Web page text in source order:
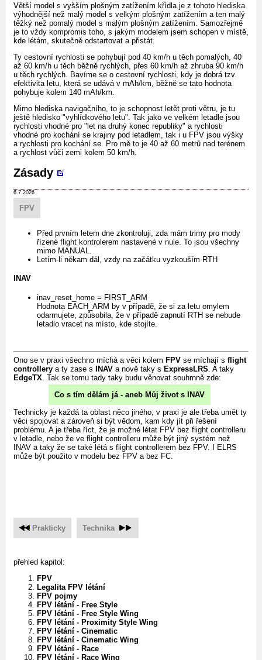
Větší model s vyšším plošným zatížením křídla je z tohoto hlediska
výhodnější než malý model s velkým plošným zatížením a ten malý
těžký než pomalý model s malým plošným zatížením. Samozřejmě
je to vždy kompromis toho, s jakým modelem jsem schopen v místě,
kde létám, skutečně odstartovat a přistát.
Ty cestovní rychlosti se pohybují pod 40 km/h u těch pomalých, 40
až 60 km/h u těch běžně rychlých, přes 60 km/h až zhruba 90 km/h
u těch rychlých. Bavíme se o cestovní rychlosti, kdy je dobrá tzv.
efektivita letu, která se udává v mAh/km, běžně se tato hodnota
pohybuje kolem 140 mAh/km.
Mimo hlediska navigačního, to je schopnost letět proti větru, je tu
ještě hledisko "vyhlídkového letu". Tak jako ve velkém letadle jsou
rychlosti vhodné pro "let na druhý konec republiky" a rychlosti
vhodné pro kochání se krajiny pod letadlem, tak i u FPV jsou výšky
a rychlosti pro kochání se. Pro mě to je 40 až 60 metrů nad terénem
a rychlost vůči zemi kolem 50 km/h.
Zásady
6.7.2026
FPV
Před prvním letem dne zkontroluji, zda mám trimy pro mody
řízené flight kontrolerem nastavené v nule. To jsou všechny
mimo MANUAL.
Letím-li někam dál, vzdy na začátku vyzkouším RTH
INAV
inav_reset_home = FIRST_ARM
Hodnota EACH_ARM by v případě, že si za letu omylem
odarmujete, způsobila, že v případě zapnutí RTH se nebude
letadlo vracet na místo, kde stojíte.
Ono se v praxi všechno míchá a věci kolem FPV se míchají s flight
controllery a ty zase s INAV a nově taky s ExpressLRS. A taky
EdgeTX. Tak se tomu tady taky budu věnovat souhrnně zde:
Co s tím dělám já - aneb Můj život s INAV
Technicky je každá ta oblast něco jiného, v praxi je ale třeba umět ty
věci spojovat a zároveň si být vědom, kam kdy jít při řešení
problému. A je třeba říct, že je možné létat FPV bez flight controlleru
v letadle, nebo že ve flight controlleru může být jiný systém než
INAV a taky že se také létá s flight controllerem bez FPV. I ELRS
může být použito v modelu bez FPV a bez FC.
Prakticky Technika
přehled kapitol:
FPV
Legalita FPV létání
FPV pojmy
FPV létání - Free Style
FPV létání - Free Style Wing
FPV létání - Proximity Style Wing
FPV létání - Cinematic
FPV létání - Cinematic Wing
FPV létání - Race
FPV létání - Race Wing